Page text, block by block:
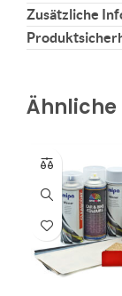
Zusätzliche
Ähnliche